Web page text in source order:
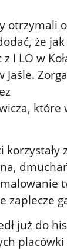
otrzymali
że
I LO w
Jaśle.
zaplecze
już do